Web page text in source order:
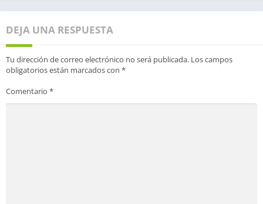
DEJA UNA RESPUESTA
Tu dirección de correo electrónico no será publicada. Los campos
obligatorios están marcados con *
Comentario *